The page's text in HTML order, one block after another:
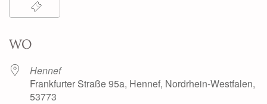
WO
Hennef
Frankfurter Straße 95a, Hennef, Nordrhein-Westfalen,
53773